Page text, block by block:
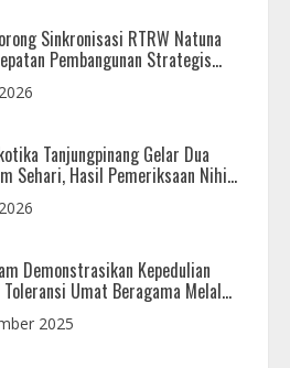
Sinkronisasi RTRW Natuna
Pembangunan Strategis
Tanjungpinang Gelar Dua
Sehari, Hasil Pemeriksaan Nihil
Demonstrasikan Kepedulian
Umat Beragama Melalui
Korban Bencana
2025